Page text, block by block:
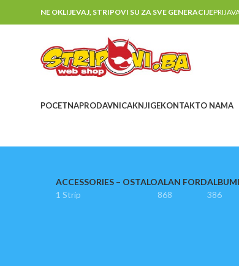
NE OKLIJEVAJ, STRIPOVI SU ZA SVE GENERACIJE
POCETNAPRODAVNICAKNJIGEKONTAKTO NAMA
ACCESSORIES – OSTALO
1 Strip
ALAN FORD
868
ALBUMI
386